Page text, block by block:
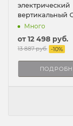
электрический
вертикальный
ПРОМного
от12 498 руб.
13 887 руб. -10%